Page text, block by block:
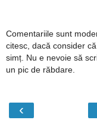
Comentariile sunt
citesc, dacă consider
simț. Nu e nevoie să
un pic de răbdare.
‹